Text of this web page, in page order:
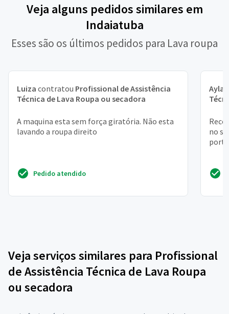
Veja alguns pedidos similares em
Indaiatuba
Esses são os últimos pedidos para Lava roupa
Luiza contratou Profissional de Assistência
Técnica de Lava Roupa ou secadora
A maquina esta sem força giratória. Não esta
lavando a roupa direito
Pedido atendido
Ayla
no
porta
Veja serviços similares para Profissional
de Assistência Técnica de Lava Roupa
ou secadora